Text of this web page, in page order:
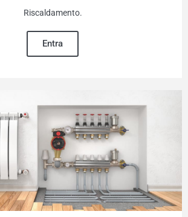
Riscaldamento.
Entra